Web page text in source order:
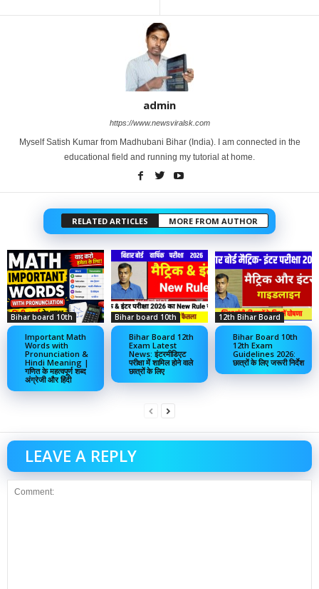
admin
https://www.newsviralsk.com
Myself Satish Kumar from Madhubani Bihar (India). I am connected in the
educational field and running my tutorial at home.
RELATED ARTICLES MORE FROM AUTHOR
Bihar board 10th
Important Math
Words with
Pronunciation &
Hindi Meaning |
गणित के महत्वपूर्ण शब्द
अंग्रेजी और हिंदी
Bihar board 10th
Bihar Board 12th
Exam Latest
News: इंटरमीडिएट
परीक्षा में शामिल होने वाले
छात्रों के लिए
12th Bihar Board
Bihar Board 10th
12th Exam
Guidelines 2026:
छात्रों के लिए जरूरी निर्देश
LEAVE A REPLY